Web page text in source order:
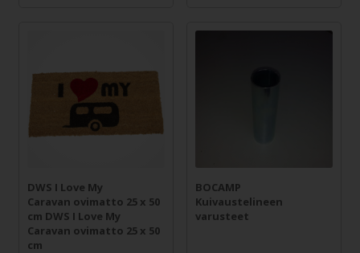
DWS I Love My
Caravan ovimatto 25 x 50
cm DWS I Love My
Caravan ovimatto 25 x 50
cm
BOCAMP
Kuivaustelineen
varusteet